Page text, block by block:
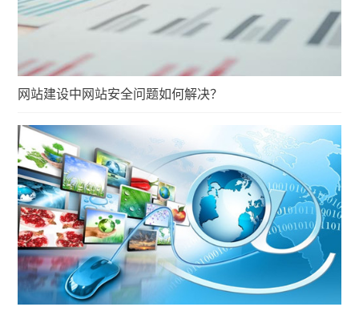
网站建设中网站安全问题如何解决？